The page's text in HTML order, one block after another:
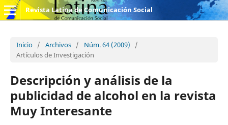
Revista Latina de Comunicación Social
Inicio / Archivos / Núm. 64 (2009)
/
Artículos de Investigación
Descripción y análisis de la
publicidad de alcohol en la revista
Muy Interesante